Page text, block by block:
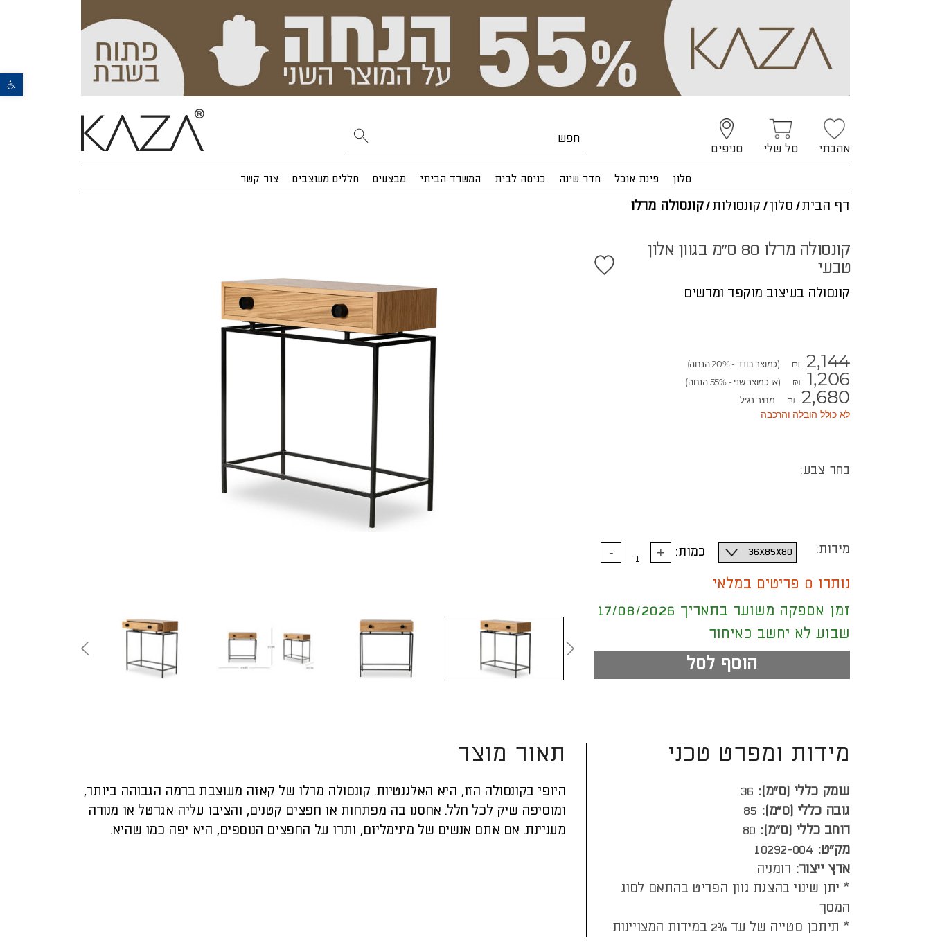
פתח סרגל נגישות
אהבתי סל שלי סניפים
סלון פינת אוכל חדר שינה כניסה לבית המשרד הביתי מבצעים חללים מעוצבים צור קשר
דף הבית/ סלון / קונסולות/קונסולה מרלו
קונסולה מרלו 80 ס"מ בגוון אלון
טבעי
קונסולה בעיצוב מוקפד ומרשים
₪ 2,144 (כמוצר בודד - 20% הנחה)
₪ 1,206 (או כמוצר שני - 55% הנחה)
₪ 2,680 מחיר רגיל
לא כולל הובלה והרכבה
בחר צבע:
מידות: נקה כמות:
נותרו 0 פריטים במלאי
זמן אספקה משוער בתאריך 17/08/2026
שבוע לא יחשב כאיחור
הוסף לסל
תאור מוצר
היופי בקונסולה הזו, היא האלגנטיות. קונסולה מרלו של קאזה מעוצבת ברמה הגבוהה ביותר,
ומוסיפה שיק לכל חלל. אחסנו בה מפתחות או חפצים קטנים, והציבו עליה אגרטל או מנורה
מעניינת. אם אתם אנשים של מינימליזם, ותרו על החפצים הנוספים, היא יפה כמו שהיא.
מידות ומפרט טכני
עומק כללי (ס”מ): 36
גובה כללי (ס”מ): 85
רוחב כללי (ס”מ): 80
מק"ט: 10292-004
ארץ ייצור: רומניה
* יתן שינוי בהצגת גוון הפריט בהתאם לסוג
המסך
* תיתכן סטייה של עד 2% במידות המצויינות